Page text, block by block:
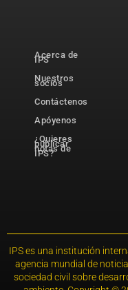
Acerca de
IPS
Nuestros
socios
Contáctenos
Apóyenos
¿Quieres
publicar
notas de
IPS?
IPS es una institución
agencia mundial de
sociedad civil sobre